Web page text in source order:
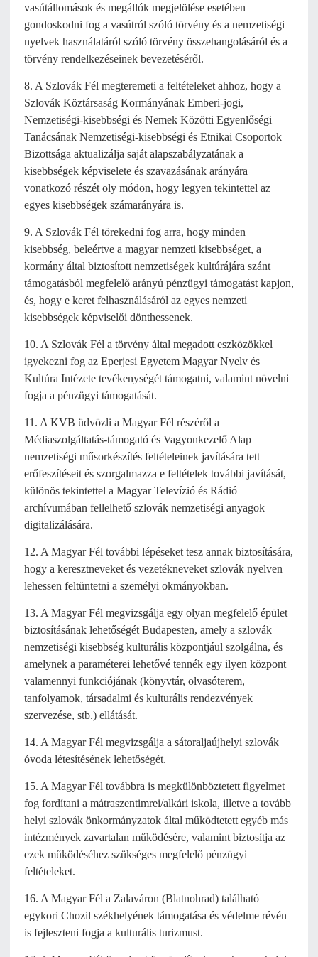
vasútállomások és megállók megjelölése esetében
gondoskodni fog a vasútról szóló törvény és a nemzetiségi
nyelvek használatáról szóló törvény összehangolásáról és a
törvény rendelkezéseinek bevezetéséről.
8. A Szlovák Fél megteremeti a feltételeket ahhoz, hogy a
Szlovák Köztársaság Kormányának Emberi-jogi,
Nemzetiségi-kisebbségi és Nemek Közötti Egyenlőségi
Tanácsának Nemzetiségi-kisebbségi és Etnikai Csoportok
Bizottsága aktualizálja saját alapszabályzatának a
kisebbségek képviselete és szavazásának arányára
vonatkozó részét oly módon, hogy legyen tekintettel az
egyes kisebbségek számarányára is.
9. A Szlovák Fél törekedni fog arra, hogy minden
kisebbség, beleértve a magyar nemzeti kisebbséget, a
kormány által biztosított nemzetiségek kultúrájára szánt
támogatásból megfelelő arányú pénzügyi támogatást kapjon,
és, hogy e keret felhasználásáról az egyes nemzeti
kisebbségek képviselői dönthessenek.
10. A Szlovák Fél a törvény által megadott eszközökkel
igyekezni fog az Eperjesi Egyetem Magyar Nyelv és
Kultúra Intézete tevékenységét támogatni, valamint növelni
fogja a pénzügyi támogatását.
11. A KVB üdvözli a Magyar Fél részéről a
Médiaszolgáltatás-támogató és Vagyonkezelő Alap
nemzetiségi műsorkészítés feltételeinek javítására tett
erőfeszítéseit és szorgalmazza e feltételek további javítását,
különös tekintettel a Magyar Televízió és Rádió
archívumában fellelhető szlovák nemzetiségi anyagok
digitalizálására.
12. A Magyar Fél további lépéseket tesz annak biztosítására,
hogy a keresztneveket és vezetékneveket szlovák nyelven
lehessen feltüntetni a személyi okmányokban.
13. A Magyar Fél megvizsgálja egy olyan megfelelő épület
biztosításának lehetőségét Budapesten, amely a szlovák
nemzetiségi kisebbség kulturális központjául szolgálna, és
amelynek a paraméterei lehetővé tennék egy ilyen központ
valamennyi funkciójának (könyvtár, olvasóterem,
tanfolyamok, társadalmi és kulturális rendezvények
szervezése, stb.) ellátását.
14. A Magyar Fél megvizsgálja a sátoraljaújhelyi szlovák
óvoda létesítésének lehetőségét.
15. A Magyar Fél továbbra is megkülönböztetett figyelmet
fog fordítani a mátraszentimrei/alkári iskola, illetve a tovább
helyi szlovák önkormányzatok által működtetett egyéb más
intézmények zavartalan működésére, valamint biztosítja az
ezek működéséhez szükséges megfelelő pénzügyi
feltételeket.
16. A Magyar Fél a Zalaváron (Blatnohrad) található
egykori Chozil székhelyének támogatása és védelme révén
is fejleszteni fogja a kulturális turizmust.